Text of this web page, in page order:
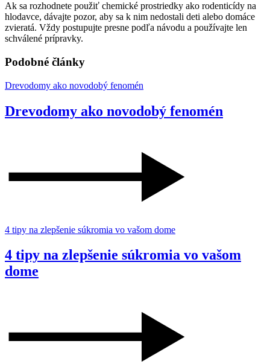
Ak sa rozhodnete použiť chemické prostriedky ako rodenticídy na
hlodavce, dávajte pozor, aby sa k nim nedostali deti alebo domáce
zvieratá. Vždy postupujte presne podľa návodu a používajte len
schválené prípravky.
Podobné články
Drevodomy ako novodobý fenomén
Drevodomy ako novodobý fenomén
4 tipy na zlepšenie súkromia vo vašom dome
4 tipy na zlepšenie súkromia vo vašom
dome